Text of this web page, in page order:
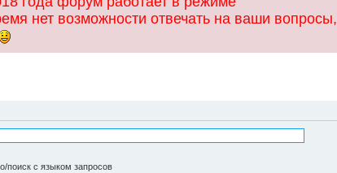
нет возможности отвечать на ваши вопросы,
поиск с языком запросов